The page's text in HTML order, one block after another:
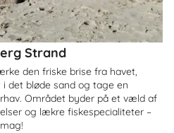
Strand
den friske brise fra havet,
det bløde sand og tage en
Området byder på et væld af
og lækre fiskespecialiteter –